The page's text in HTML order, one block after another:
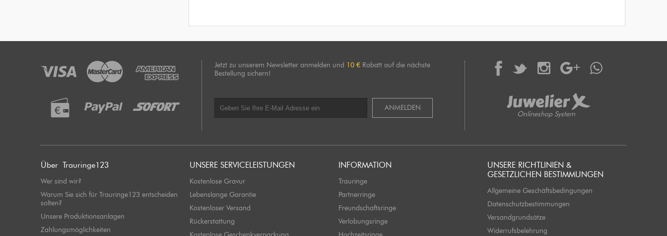
Jetzt zu unserem Newsletter anmelden und 10 € Rabatt auf die nächste
Bestellung sichern!
ANMELDEN
Onlineshop System
Über Trauringe123
Wer sind wir?
Warum Sie sich für Trauringe123 entscheiden
solten?
Unsere Produktionsanlagen
Zahlungsmöglichkeiten
UNSERE SERVICELEISTUNGEN
Kostenlose Gravur
Lebenslange Garantie
Kostenloser Versand
Rückerstattung
INFORMATION
Trauringe
Partnerringe
Freundschaftsringe
Verlobungsringe
UNSERE RICHTLINIEN &
GESETZLICHEN BESTIMMUNGEN
Allgemeine Geschäftsbedingungen
Datenschutzbestimmungen
Versandgrundsätze
Widerrufsbelehrung